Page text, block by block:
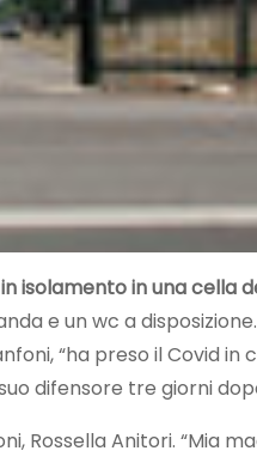
isolamento in una cella
e un wc a
“ha preso il Covid in
difensore tre giorni
Rossella Anitori. “Mia